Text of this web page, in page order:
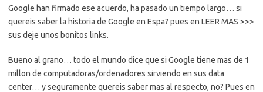
Google han firmado ese acuerdo, ha pasado un tiempo largo… si
quereis saber la historia de Google en Espa? pues en LEER MAS >>>
sus deje unos bonitos links.
Bueno al grano… todo el mundo dice que si Google tiene mas de 1
millon de computadoras/ordenadores sirviendo en sus data
center… y seguramente quereis saber mas al respecto, no? Pues en